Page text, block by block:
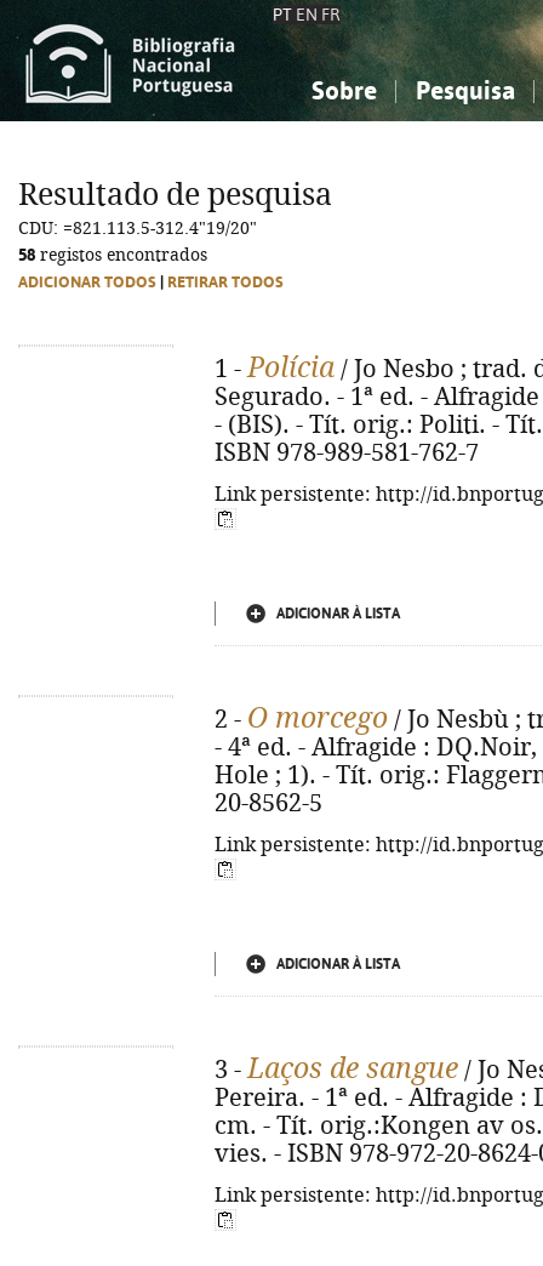
PT EN FR
Sobre Pesquisa
Ciências sociais...
Ciências sociais...
Resultado de pesquisa
CDU: =821.113.5-312.4"19/20"
58 registos encontrados
ADICIONAR TODOS RETIRAR TODOS
1 -Polícia / Jo Nesbo ; trad.
Segurado. - 1ª ed. -
- (BIS). - Tít. orig.: Politi. -
ISBN 978-989-581-762-7
Link persistente: http://
ADICIONAR À LISTA
2 - O morcego / Jo Nesbù ;
- 4ª ed. - Alfragide :
Hole ; 1). - Tít. orig.:
20-8562-5
Link persistente: http://
ADICIONAR À LISTA
3 -Laços de sangue / Jo
Pereira. - 1ª ed. - Alfragide :
cm. - Tít. orig.:Kongen av
vies. - ISBN 978-972-20-8624-
Link persistente: http://